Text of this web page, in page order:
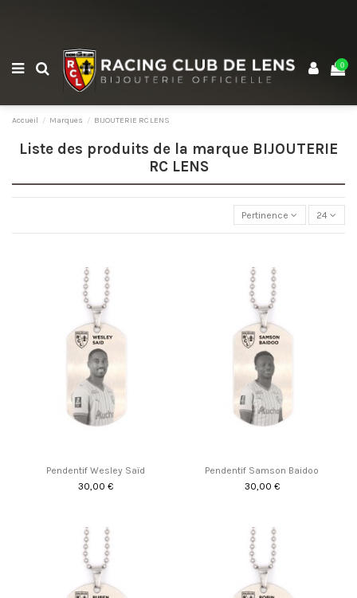
0
Accueil Marques BIJOUTERIE RC LENS
Liste des produits de la marque BIJOUTERIE
RC LENS
Pertinence 24
Pendentif Wesley Saïd
30,00 €
Pendentif Samson Baidoo
30,00 €